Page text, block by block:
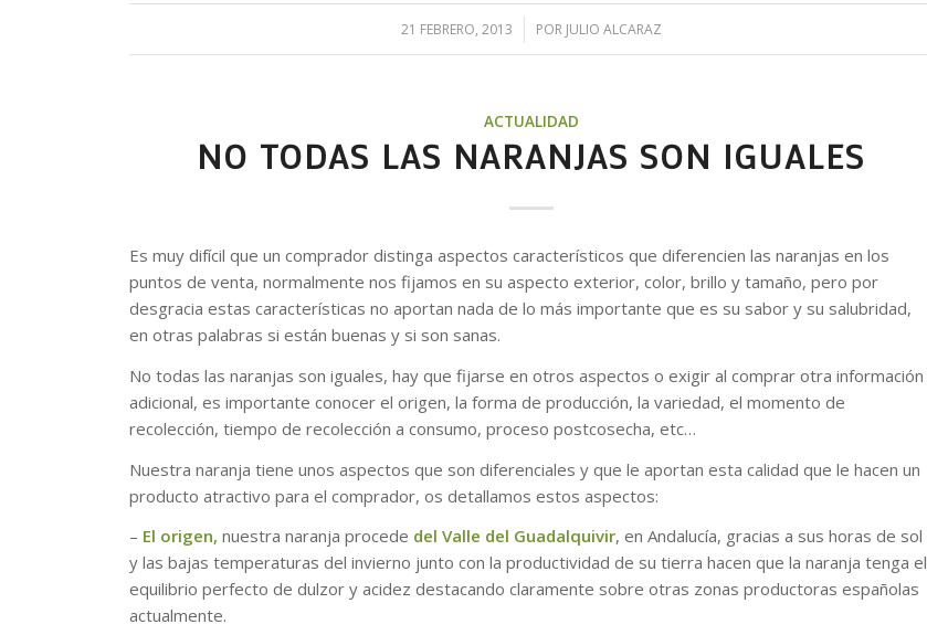
21 FEBRERO, 2013
/ POR JULIO ALCARAZ
ACTUALIDAD
NO TODAS LAS NARANJAS SON IGUALES
Es muy difícil que un comprador distinga aspectos característicos que diferencien las naranjas en los
puntos de venta, normalmente nos fijamos en su aspecto exterior, color, brillo y tamaño, pero por
desgracia estas características no aportan nada de lo más importante que es su sabor y su salubridad,
en otras palabras si están buenas y si son sanas.
No todas las naranjas son iguales, hay que fijarse en otros aspectos o exigir al comprar otra información
adicional, es importante conocer el origen, la forma de producción, la variedad, el momento de
recolección, tiempo de recolección a consumo, proceso postcosecha, etc…
Nuestra naranja tiene unos aspectos que son diferenciales y que le aportan esta calidad que le hacen un
producto atractivo para el comprador, os detallamos estos aspectos:
– El origen, nuestra naranja procede del Valle del Guadalquivir, en Andalucía, gracias a sus horas de sol
y las bajas temperaturas del invierno junto con la productividad de su tierra hacen que la naranja tenga el
equilibrio perfecto de dulzor y acidez destacando claramente sobre otras zonas productoras españolas
actualmente.